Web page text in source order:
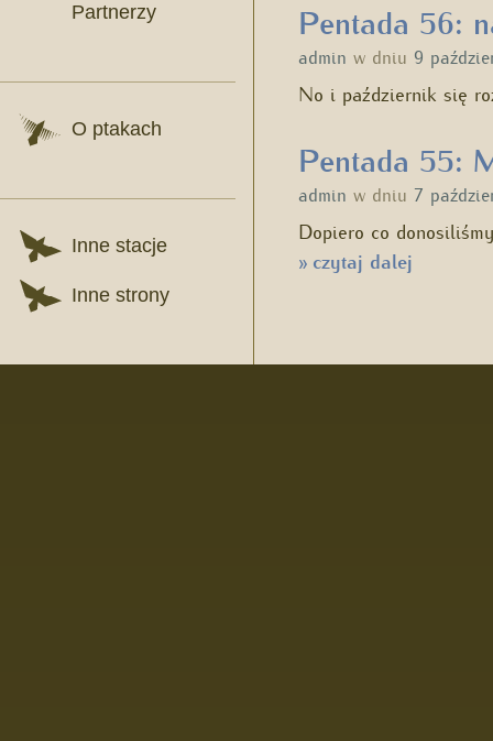
Partnerzy
O ptakach
Inne stacje
Inne strony
Pentada 56:
admin w dniu 9
No i październik się
Pentada 55:
admin w dniu 7
Dopiero co
»czytaj dalej